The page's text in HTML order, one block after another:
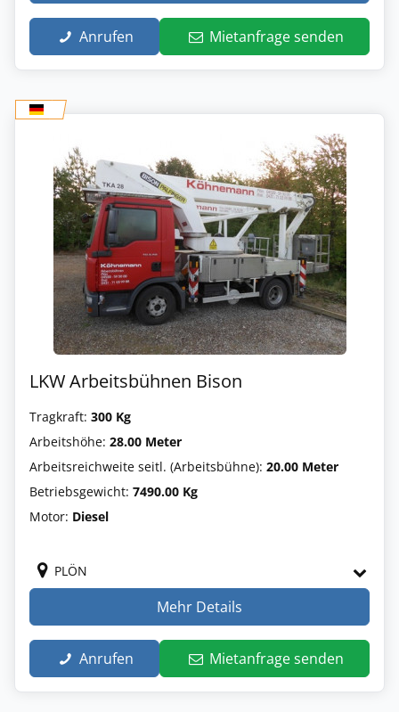
Anrufen Mietanfrage senden
LKW Arbeitsbühnen Bison
Tragkraft: 300 Kg
Arbeitshöhe: 28.00 Meter
Arbeitsreichweite seitl. (Arbeitsbühne): 20.00 Meter
Betriebsgewicht: 7490.00 Kg
Motor: Diesel
PLÖN
Mehr Details
Anrufen Mietanfrage senden